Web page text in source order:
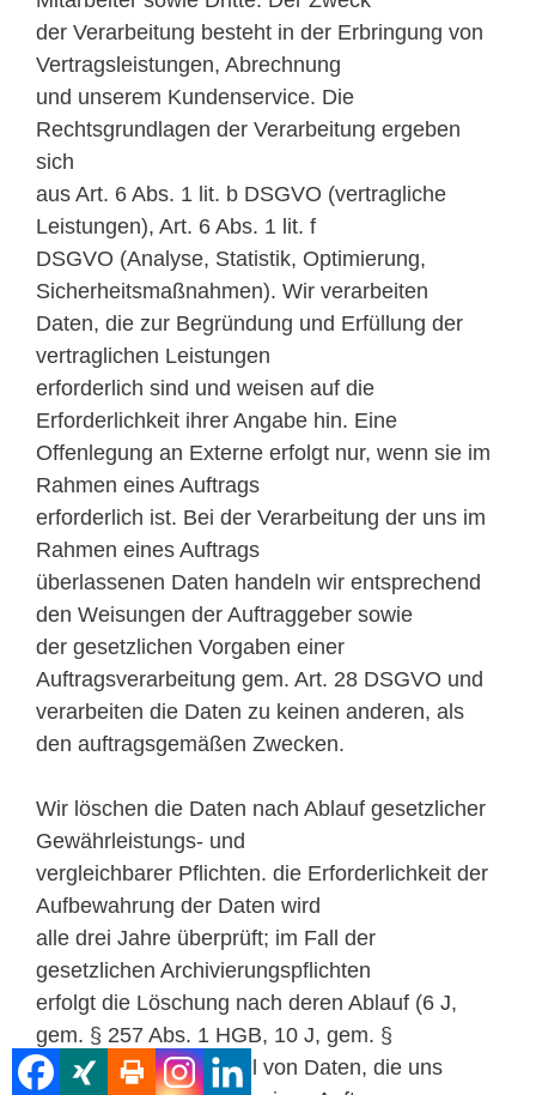
der Verarbeitung besteht in der Erbringung von
Vertragsleistungen, Abrechnung
und unserem Kundenservice. Die
Rechtsgrundlagen der Verarbeitung ergeben
sich
aus Art. 6 Abs. 1 lit. b DSGVO (vertragliche
Leistungen), Art. 6 Abs. 1 lit. f
DSGVO (Analyse, Statistik, Optimierung,
Sicherheitsmaßnahmen). Wir verarbeiten
Daten, die zur Begründung und Erfüllung der
vertraglichen Leistungen
erforderlich sind und weisen auf die
Erforderlichkeit ihrer Angabe hin. Eine
Offenlegung an Externe erfolgt nur, wenn sie im
Rahmen eines Auftrags
erforderlich ist. Bei der Verarbeitung der uns im
Rahmen eines Auftrags
überlassenen Daten handeln wir entsprechend
den Weisungen der Auftraggeber sowie
der gesetzlichen Vorgaben einer
Auftragsverarbeitung gem. Art. 28 DSGVO und
verarbeiten die Daten zu keinen anderen, als
den auftragsgemäßen Zwecken.
Wir löschen die Daten nach Ablauf gesetzlicher
Gewährleistungs- und
vergleichbarer Pflichten. die Erforderlichkeit der
Aufbewahrung der Daten wird
alle drei Jahre überprüft; im Fall der
gesetzlichen Archivierungspflichten
erfolgt die Löschung nach deren Ablauf (6 J,
gem. § 257 Abs. 1 HGB, 10 J, gem. §
147 Abs. 1 AO). Im Fall von Daten, die uns